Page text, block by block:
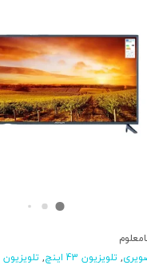
, تلویزیون 43 اینچ , تلویزیون